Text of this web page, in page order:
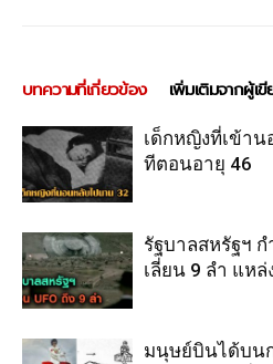
บทความที่เกี่ยวข้อง เพิ่มเติมจากผู้เ
เด็กหญิงที่เข้า
ทีตอนอายุ 46
รัฐบาลสหรัฐฯ
เลี่ยน 9 ลำ แหล่
มนุษย์บินได้บน